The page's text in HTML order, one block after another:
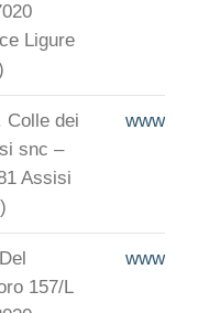
Ligure
Colle dei
snc –
Assisi
157/L